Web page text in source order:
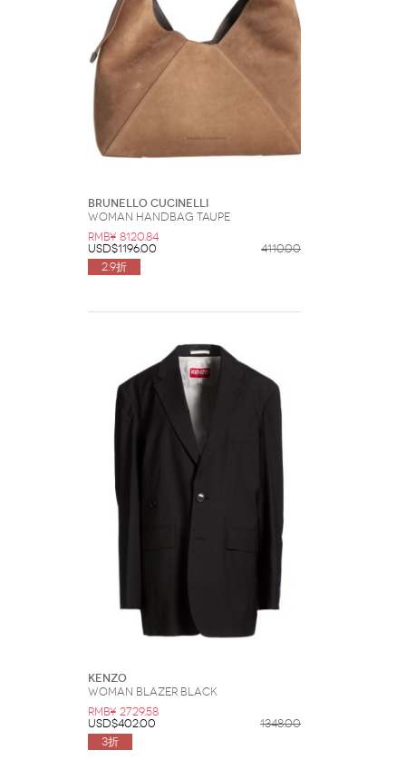
Brunello Cucinelli
Woman Handbag Taupe
RMB¥ 8120.84
USD$1196.00
4110.00
2.9折
Kenzo
Woman Blazer Black
RMB¥ 2729.58
USD$402.00
1348.00
3折